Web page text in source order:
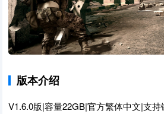
版本介绍
V1.6.0版|容量22GB|官方繁体中文|支